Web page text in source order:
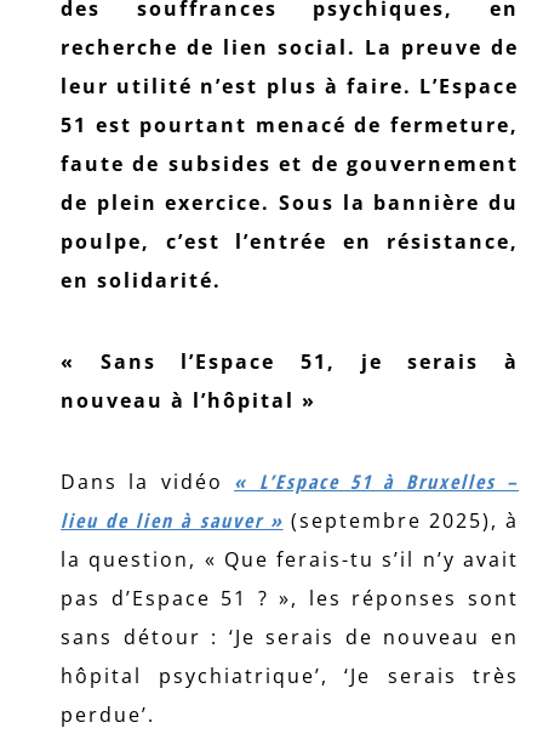
des souffrances psychiques, en
recherche de lien social. La preuve de
leur utilité n’est plus à faire. L’Espace
51 est pourtant menacé de fermeture,
faute de subsides et de gouvernement
de plein exercice. Sous la bannière du
poulpe, c’est l’entrée en résistance,
en solidarité.
« Sans l’Espace 51, je serais à
nouveau à l’hôpital »
Dans la vidéo « L’Espace 51 à Bruxelles –
lieu de lien à sauver » (septembre 2025), à
la question, « Que ferais-tu s’il n’y avait
pas d’Espace 51 ? », les réponses sont
sans détour : ‘Je serais de nouveau en
hôpital psychiatrique’, ‘Je serais très
perdue’.